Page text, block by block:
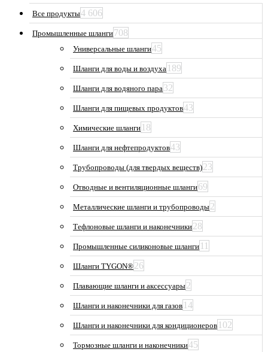
странице
товара.
Все продукты4 606
Промышленные шланги708
Универсальные шланги45
Шланги для воды и воздуха 189
Шланги для водяного пара 32
Шланги для пищевых продуктов43
Химические шланги 18
Шланги для нефтепродуктов43
Трубопроводы (для твердых веществ)23
Отводные и вентиляционные шланги69
Металлические шланги и трубопроводы2
Тефлоновые шланги и наконечники28
Промышленные силиконовые шланги 11
Шланги TYGON®26
Плавающие шланги и аксессуары2
Шланги и наконечники для газов 14
Шланги и наконечники для кондиционеров 102
Тормозные шланги и наконечники45